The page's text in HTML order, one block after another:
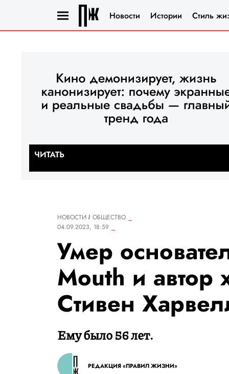
Новости Истории Стиль
НОВОСТИ
ОБЩЕСТВО
04.09.2023, 18:59
Умер
Mouth и автор
Стивен
Ему было 56 лет.
РЕДАКЦИЯ «ПРАВИЛ ЖИЗНИ»